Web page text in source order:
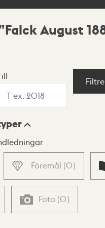
Falck August
Föremål (0)
Foto (0)